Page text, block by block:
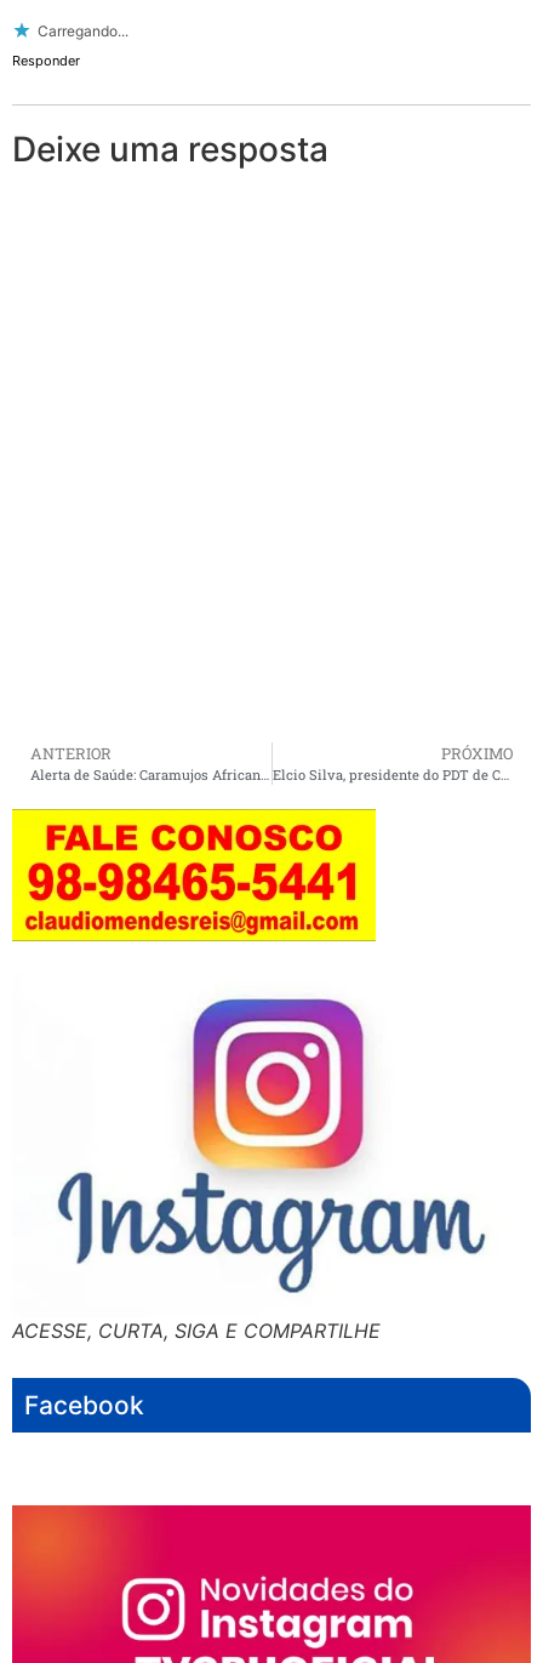
Carregando...
Responder
Deixe uma resposta
ANTERIOR PRÓXIMO
Elcio Silva, presidente do PDT de Cururupu critica falta de políticas públicas para a Juventude
ACESSE, CURTA, SIGA E COMPARTILHE
Facebook